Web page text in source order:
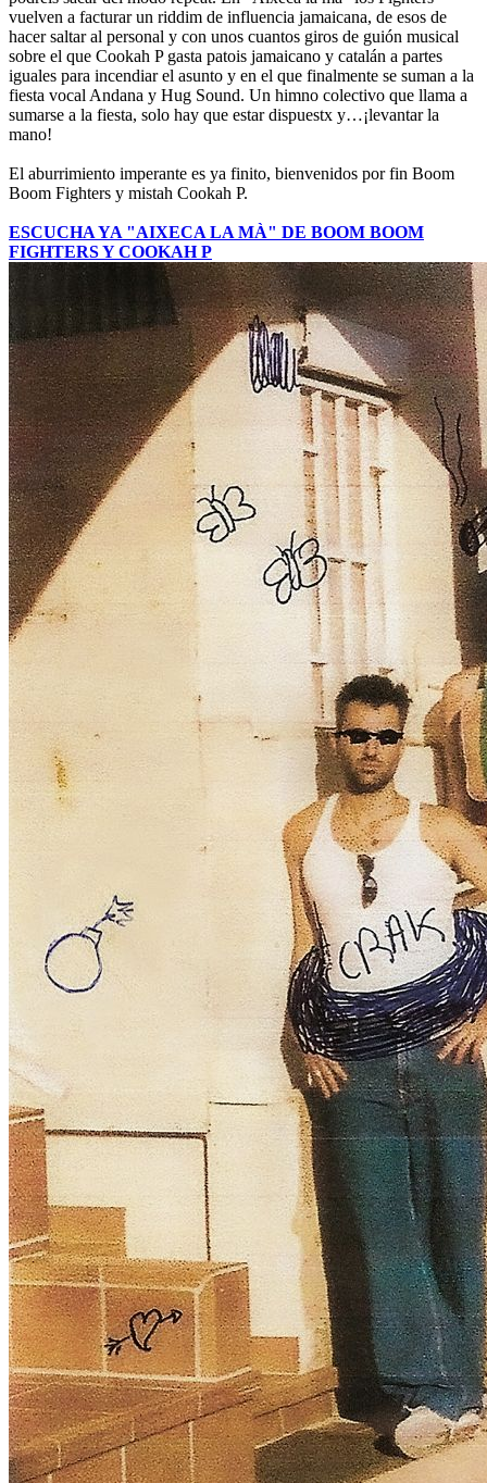
vuelven a facturar un riddim de influencia jamaicana, de esos de
hacer saltar al personal y con unos cuantos giros de guión musical
sobre el que Cookah P gasta patois jamaicano y catalán a partes
iguales para incendiar el asunto y en el que finalmente se suman a la
fiesta vocal Andana y Hug Sound. Un himno colectivo que llama a
sumarse a la fiesta, solo hay que estar dispuestx y…¡levantar la
mano!
El aburrimiento imperante es ya finito, bienvenidos por fin Boom
Boom Fighters y mistah Cookah P.
ESCUCHA YA "AIXECA LA MÀ" DE BOOM BOOM
FIGHTERS Y COOKAH P